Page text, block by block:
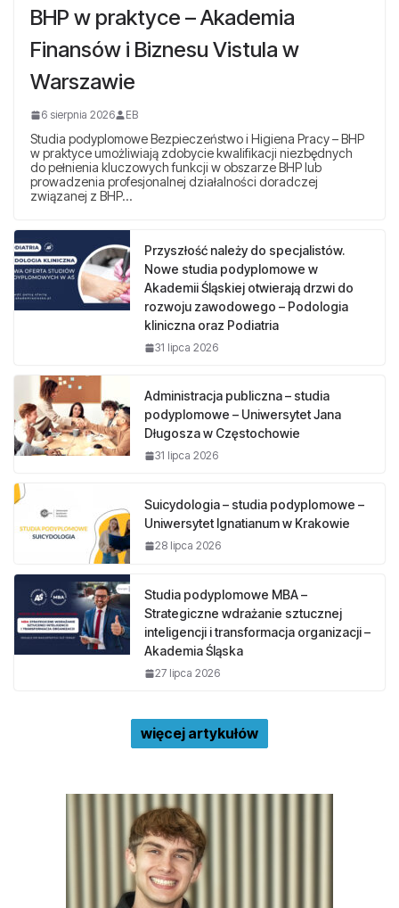
BHP w praktyce – Akademia
Finansów i Biznesu Vistula w
Warszawie
6 sierpnia 2026 EB
Studia podyplomowe Bezpieczeństwo i Higiena Pracy – BHP
w praktyce umożliwiają zdobycie kwalifikacji niezbędnych
do pełnienia kluczowych funkcji w obszarze BHP lub
prowadzenia profesjonalnej działalności doradczej
związanej z BHP…
Przyszłość należy do specjalistów.
Nowe studia podyplomowe w
Akademii Śląskiej otwierają drzwi do
rozwoju zawodowego – Podologia
kliniczna oraz Podiatria
31 lipca 2026
Administracja publiczna – studia
podyplomowe – Uniwersytet Jana
Długosza w Częstochowie
31 lipca 2026
Suicydologia – studia podyplomowe –
Uniwersytet Ignatianum w Krakowie
28 lipca 2026
Studia podyplomowe MBA –
Strategiczne wdrażanie sztucznej
inteligencji i transformacja organizacji –
Akademia Śląska
27 lipca 2026
więcej artykułów